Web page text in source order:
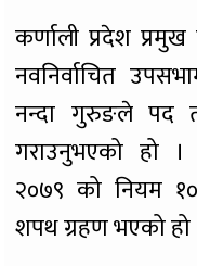
कर्णाली प्रदेश
नवनिर्वाचित
नन्दा गुरुङले पद
गराउनुभएको हो ।
२०७९ को नियम
शपथ ग्रहण भएको हो